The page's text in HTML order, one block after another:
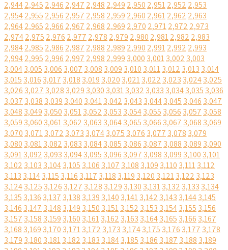
2,9442,945 2,946 2,947 2,948 2,949 2,950 2,9512,952 2,953
2,9542,955 2,956 2,957 2,958 2,959 2,960 2,9612,962 2,963
2,9642,965 2,966 2,967 2,968 2,969 2,970 2,9712,972 2,973
2,9742,975 2,976 2,977 2,978 2,979 2,980 2,9812,982 2,983
2,9842,985 2,986 2,987 2,988 2,989 2,990 2,9912,992 2,993
2,9942,995 2,996 2,997 2,998 2,999 3,000 3,0013,002 3,003
3,0043,005 3,006 3,007 3,008 3,009 3,010 3,0113,012 3,013 3,014
3,015 3,016 3,017 3,018 3,019 3,020 3,0213,022 3,023 3,0243,025
3,026 3,027 3,028 3,029 3,030 3,0313,032 3,033 3,0343,035 3,036
3,037 3,038 3,039 3,040 3,0413,042 3,043 3,0443,045 3,046 3,047
3,048 3,049 3,050 3,0513,052 3,053 3,0543,055 3,056 3,057 3,058
3,059 3,060 3,0613,062 3,063 3,0643,065 3,066 3,067 3,068 3,069
3,070 3,0713,072 3,073 3,0743,075 3,076 3,077 3,078 3,079
3,080 3,0813,082 3,083 3,0843,085 3,086 3,087 3,088 3,089 3,090
3,0913,092 3,093 3,0943,095 3,096 3,097 3,098 3,099 3,100 3,101
3,102 3,103 3,1043,105 3,106 3,107 3,108 3,109 3,110 3,1113,112
3,113 3,1143,115 3,116 3,117 3,118 3,119 3,120 3,1213,122 3,123
3,1243,125 3,126 3,127 3,128 3,129 3,130 3,1313,132 3,133 3,134
3,135 3,136 3,137 3,138 3,139 3,140 3,1413,142 3,143 3,1443,145
3,146 3,147 3,148 3,149 3,150 3,1513,152 3,153 3,1543,155 3,156
3,157 3,158 3,159 3,160 3,1613,162 3,163 3,1643,165 3,166 3,167
3,168 3,169 3,170 3,1713,172 3,173 3,1743,175 3,176 3,177 3,178
3,179 3,180 3,1813,182 3,183 3,1843,185 3,186 3,187 3,188 3,189